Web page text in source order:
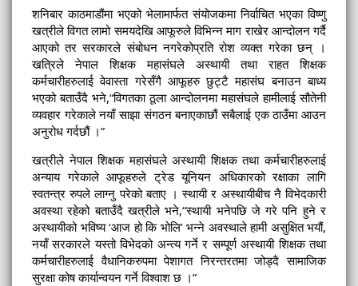
शनिबार काठमाडौंमा भएको भेलामार्फत संयोजकमा निर्वाचित भएका विष्णु
खत्रीले विगत लामो समयदेखि आफूरुले विभिन्न माग राखेर आन्दोलन गर्दै
आएको तर सरकारले संबोधन नगरेकोप्रति रोश व्यक्त गरेका छन् ।
खत्रिले नेपाल शिक्षक महासंघले अस्थायी तथा राहत शिक्षक
कर्मचारीहरुलाई वेवास्ता गरेसँगै आफूहरु छुट्टै महासंघ बनाउन बाध्य
भएको बताउँदै भने,“विगतका ठूला आन्दोलनमा महासंघले हामीलाई सौतेनी
व्यवहार गरेकाले नयाँ साझा संगठन बनाएकाछौं सबैलाई एक ठाउँमा आउन
अनुरोध गर्दछौं ।”
खत्रीले नेपाल शिक्षक महासंघले अस्थायी शिक्षक तथा कर्मचारीहरुलाई
अन्याय गरेकाले आफूहरुले ट्रेड यूनियन अधिकारको रक्षाका लागि
स्वतन्त्र रुपले लाग्नु परेको बताए । स्थायी र अस्थायीबीच नै विभेदकारी
अवस्था रहेको बताउँदै खत्रीले भने,“स्थायी भनेपछि जे गरे पनि हुने र
अस्थायीको भविष्य ‘आज हो कि भोलि’ भन्ने अवस्थाले हामी असुक्षित भयौं,
नयाँ सरकारले यस्तो विभेदको अन्त्य गर्ने र सम्पूर्ण अस्थायी शिक्षक तथा
कर्मचारीहरुलाई वैधानिकरुपमा पेशागत निरन्तरतमा जोड्दै सामाजिक
सुरक्षा कोष कार्यान्वयन गर्ने विश्वाश छ ।”